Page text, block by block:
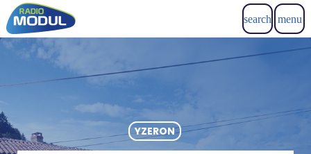
search menu
YZERON